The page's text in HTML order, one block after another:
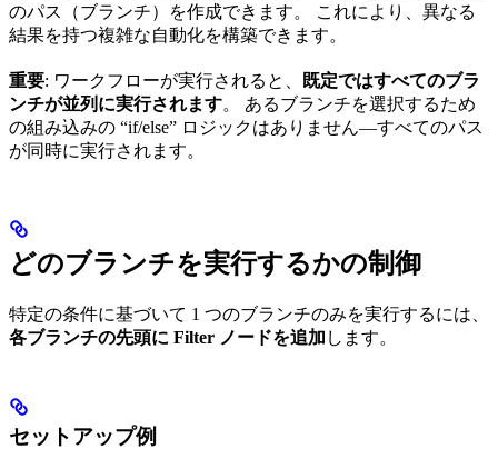
のパス（ブランチ）を作成できます。 これにより、異なる
結果を持つ複雑な自動化を構築できます。
重要: ワークフローが実行されると、
既定ではすべてのブラ
ンチが並列に実行されます。 あるブランチを選択するため
の組み込みの “if/else” ロジックはありません—すべてのパス
が同時に実行されます。
どのブランチを実行するかの制御
特定の条件に基づいて 1 つのブランチのみを実行するには、
各ブランチの先頭に Filter ノードを追加 します。
セットアップ例